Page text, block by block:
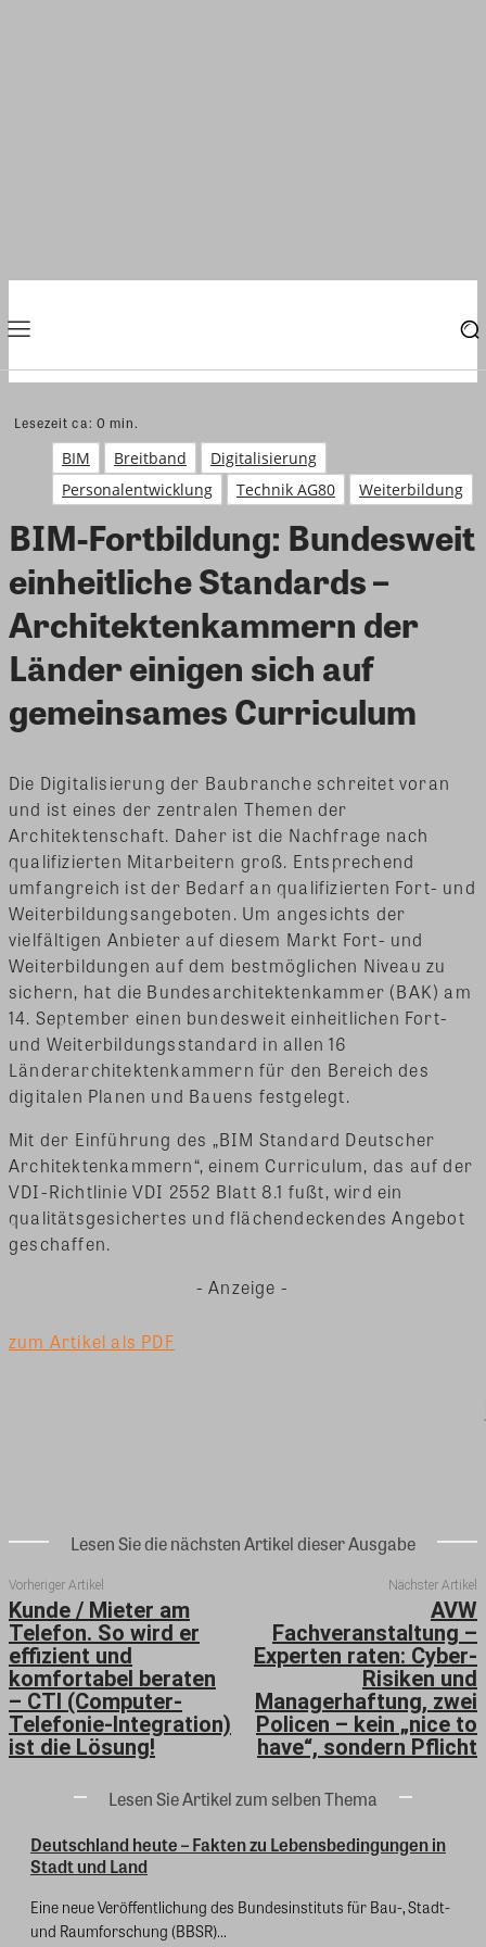
Lesezeit ca: 0 min.
BIM Breitband
Digitalisierung
Personalentwicklung
Technik AG80 Weiterbildung
BIM-Fortbildung: Bundesweit
einheitliche Standards –
Architektenkammern der
Länder einigen sich auf
gemeinsames Curriculum
Die Digitalisierung der Baubranche schreitet voran
und ist eines der zentralen Themen der
Architektenschaft. Daher ist die Nachfrage nach
qualifizierten Mitarbeitern groß. Entsprechend
umfangreich ist der Bedarf an qualifizierten Fort- und
Weiterbildungsangeboten. Um angesichts der
vielfältigen Anbieter auf diesem Markt Fort- und
Weiterbildungen auf dem bestmöglichen Niveau zu
sichern, hat die Bundesarchitektenkammer (BAK) am
14. September einen bundesweit einheitlichen Fort-
und Weiterbildungsstandard in allen 16
Länderarchitektenkammern für den Bereich des
digitalen Planen und Bauens festgelegt.
Mit der Einführung des „BIM Standard Deutscher
Architektenkammern“, einem Curriculum, das auf der
VDI-Richtlinie VDI 2552 Blatt 8.1 fußt, wird ein
qualitätsgesichertes und flächendeckendes Angebot
geschaffen.
- Anzeige -
zum Artikel als PDF
Lesen Sie die nächsten Artikel dieser Ausgabe
Vorheriger Artikel
Kunde / Mieter am
Telefon. So wird er
effizient und
komfortabel beraten
– CTI (Computer-
Telefonie-Integration)
ist die Lösung!
Nächster Artikel
AVW
Fachveranstaltung –
Experten raten: Cyber-
Risiken und
Managerhaftung, zwei
Policen – kein „nice to
have“, sondern Pflicht
Lesen Sie Artikel zum selben Thema
Deutschland heute – Fakten zu Lebensbedingungen in
Stadt und Land
Eine neue Veröffentlichung des Bundesinstituts für Bau-, Stadt-
und Raumforschung (BBSR)...